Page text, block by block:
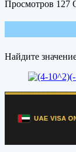
Просмотров 127
Найдите